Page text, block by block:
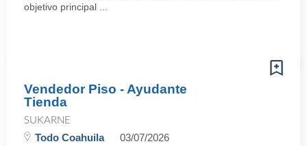
objetivo principal ...
Vendedor Piso - Ayudante
Tienda
SUKARNE
Todo Coahuila 03/07/2026